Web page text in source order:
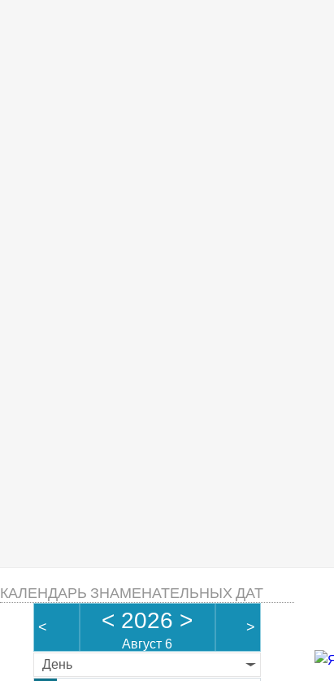
КАЛЕНДАРЬ ЗНАМЕНАТЕЛЬНЫХ ДАТ
< < 2026 >
Август 6
>
День